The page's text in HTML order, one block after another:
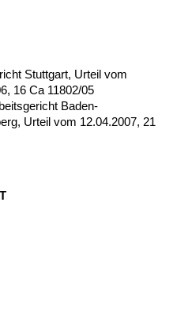
Stuttgart, Urteil vom
16 Ca 11802/05
Baden-
Urteil vom 12.04.2007, 21